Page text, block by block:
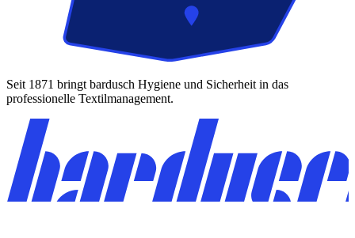
Seit 1871 bringt bardusch Hygiene und Sicherheit in das
professionelle Textilmanagement.